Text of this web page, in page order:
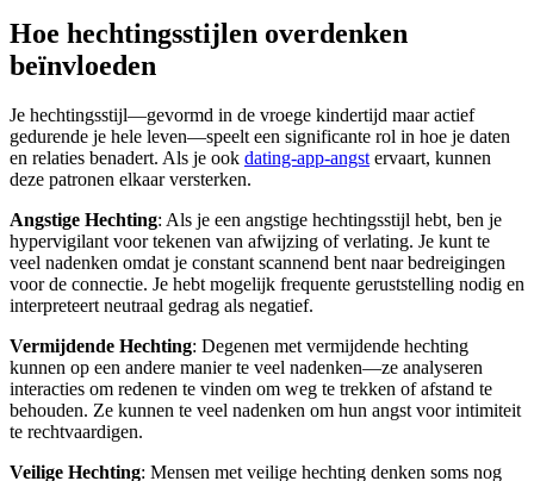
Hoe hechtingsstijlen overdenken
beïnvloeden
Je hechtingsstijl—gevormd in de vroege kindertijd maar actief
gedurende je hele leven—speelt een significante rol in hoe je daten
en relaties benadert. Als je ook dating-app-angstervaart, kunnen
deze patronen elkaar versterken.
Angstige Hechting: Als je een angstige hechtingsstijl hebt, ben je
hypervigilant voor tekenen van afwijzing of verlating. Je kunt te
veel nadenken omdat je constant scannend bent naar bedreigingen
voor de connectie. Je hebt mogelijk frequente geruststelling nodig en
interpreteert neutraal gedrag als negatief.
Vermijdende Hechting: Degenen met vermijdende hechting
kunnen op een andere manier te veel nadenken—ze analyseren
interacties om redenen te vinden om weg te trekken of afstand te
behouden. Ze kunnen te veel nadenken om hun angst voor intimiteit
te rechtvaardigen.
Veilige Hechting: Mensen met veilige hechting denken soms nog